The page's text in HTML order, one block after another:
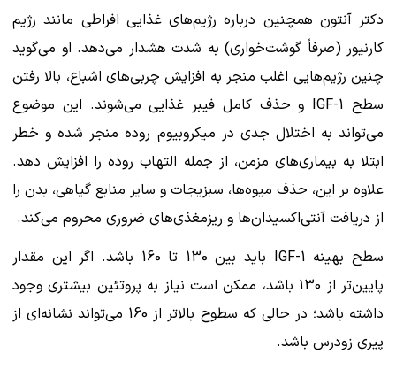
دکتر آنتون همچنین درباره رژیم‌های غذایی افراطی مانند رژیم
کارنیور (صرفاً گوشت‌خواری) به شدت هشدار می‌دهد. او می‌گوید
چنین رژیم‌هایی اغلب منجر به افزایش چربی‌های اشباع، بالا رفتن
سطح IGF-1 و حذف کامل فیبر غذایی می‌شوند. این موضوع
می‌تواند به اختلال جدی در میکروبیوم روده منجر شده و خطر
ابتلا به بیماری‌های مزمن، از جمله التهاب روده را افزایش دهد.
علاوه بر این، حذف میوه‌ها، سبزیجات و سایر منابع گیاهی، بدن را
از دریافت آنتی‌اکسیدان‌ها و ریزمغذی‌های ضروری محروم می‌کند.
سطح بهینه IGF-1 باید بین 130 تا 160 باشد. اگر این مقدار
پایین‌تر از 130 باشد، ممکن است نیاز به پروتئین بیشتری وجود
داشته باشد؛ در حالی که سطوح بالاتر از 160 می‌تواند نشانه‌ای از
پیری زودرس باشد.